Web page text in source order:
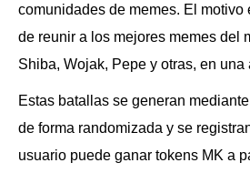
comunidades de memes. El motivo
de reunir a los mejores memes del
Shiba, Wojak, Pepe y otras, en una
Estas batallas se generan
de forma randomizada y se
usuario puede ganar tokens MK a